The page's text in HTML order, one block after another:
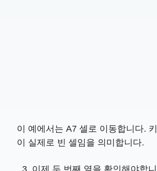
이 예에서는 A7 셀로 이동합니다.
이 실제로 빈 셀임을 의미합니다.